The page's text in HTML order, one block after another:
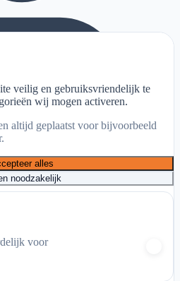
veilig en gebruiksvriendelijk te
wij mogen activeren.
altijd geplaatst voor bijvoorbeeld
alles
noodzakelijk
voor